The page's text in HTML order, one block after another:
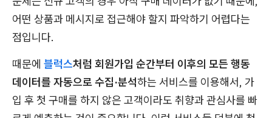
어떤 상품과 메시지로 접근해야 할지 파악하기 어렵다는
점입니다.
때문에 블럭스처럼 회원가입 순간부터 이후의 모든 행동
데이터를 자동으로 수집·분석하는 서비스를 이용해서, 가
입 후 첫 구매를 하지 않은 고객이라도 취향과 관심사를 빠